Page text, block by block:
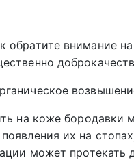
внимание
на коже бородавки
их на
может протекать